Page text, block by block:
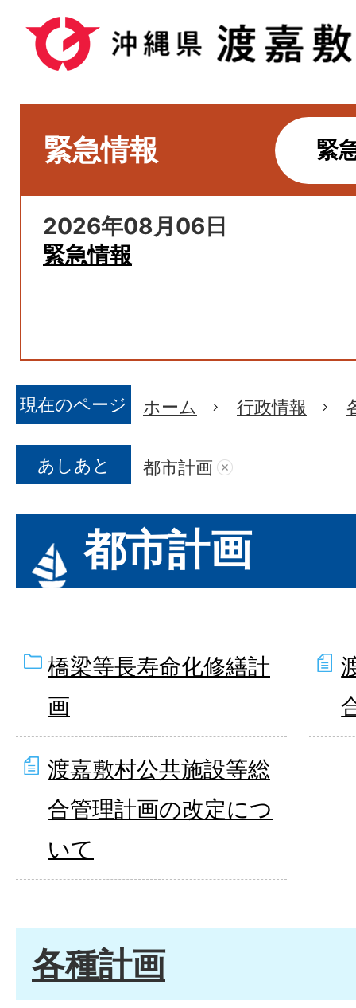
緊急情報 緊
2026年08月06日
緊急情報
現在のページ ホーム 行政情報
あしあと 都市計画
都市計画
橋梁等長寿命化修繕計
画
渡嘉敷村公共施設等総
合管理計画の改定につ
いて
各種計画